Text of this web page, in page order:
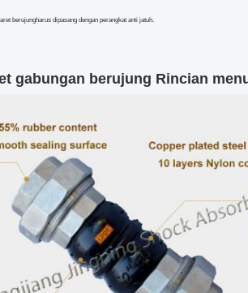
berujungharus dipasang dengan perangkat anti jatuh.
gabungan berujung Rincian